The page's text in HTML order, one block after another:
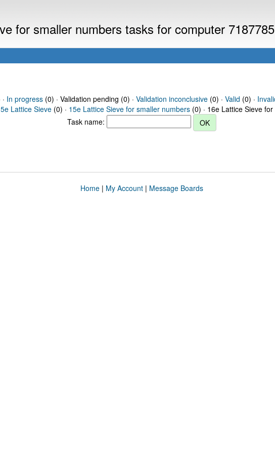
for smaller numbers tasks for computer 7187785
In progress(0) · Validation pending (0) · Validation inconclusive(0) · Valid (0) ·
Lattice Sieve (0) · 15e Lattice Sieve for smaller numbers (0) · 16e Lattice Sieve
Task name:
Home| My Account| Message Boards